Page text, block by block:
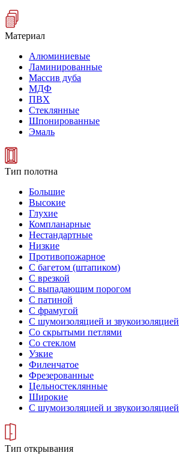
Материал
Алюминиевые
Ламинированные
Массив дуба
МДФ
ПВХ
Стеклянные
Шпонированные
Эмаль
Тип полотна
Большие
Высокие
Глухие
Компланарные
Нестандартные
Низкие
Противопожарное
С багетом (штапиком)
С врезкой
С выпадающим порогом
С патиной
С фрамугой
С шумоизоляцией и звукоизоляцией
Со скрытыми петлями
Со стеклом
Узкие
Филенчатое
Фрезерованные
Цельностеклянные
Широкие
С шумоизоляцией и звукоизоляцией
Тип открывания